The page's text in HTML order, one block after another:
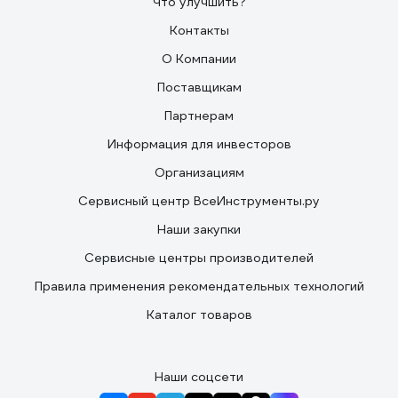
Контакты
О Компании
Поставщикам
Партнерам
Информация для инвесторов
Организациям
Сервисный центр ВсеИнструменты.ру
Наши закупки
Сервисные центры производителей
Правила применения рекомендательных технологий
Каталог товаров
Наши соцсети